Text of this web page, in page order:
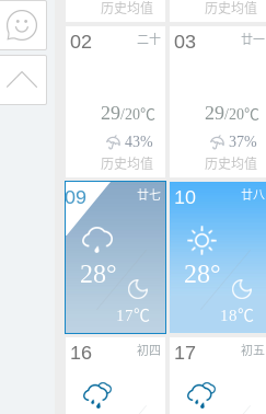
历史均值 历史均值
二十
02
29/20℃
43%
历史均值
廿一
03
29/20℃
37%
历史均值
廿七
09
28°
17℃
廿八
10
28°
18℃
初四
16 初五
17